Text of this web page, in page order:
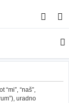
s
a
j
“naš”,
uradno